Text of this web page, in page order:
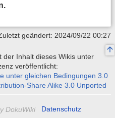
geändert: 2024/09/22 00:27
der Inhalt dieses Wikis unter
veröffentlicht:
unter gleichen Bedingungen 3.0
Share Alike 3.0 Unported
Datenschutz